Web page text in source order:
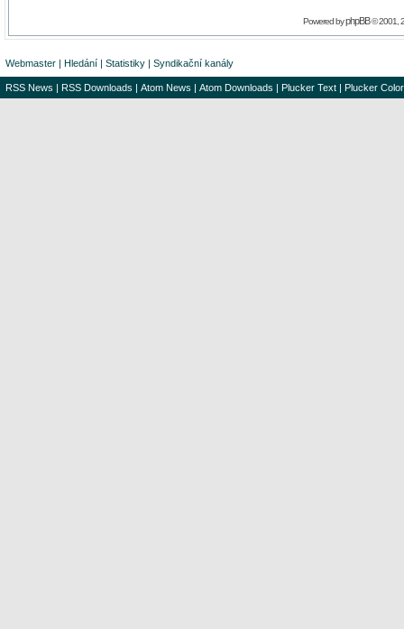
Powered byphpBB© 2001,
Webmaster | Hledání | Statistiky | Syndikační kanály
RSS News | RSS Downloads | Atom News | Atom Downloads | Plucker Text | Plucker Color